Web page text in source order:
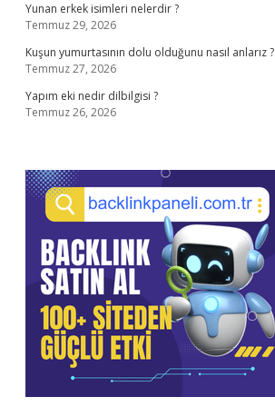
Yunan erkek isimleri nelerdir ?
Temmuz 29, 2026
Kuşun yumurtasının dolu olduğunu nasıl anlarız ?
Temmuz 27, 2026
Yapım eki nedir dilbilgisi ?
Temmuz 26, 2026